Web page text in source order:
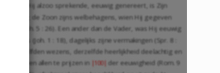
dien Hij alzoo sprekende, eeuwig genereert, is Zijn
de Zoon zijns welbehagens, wien Hij gegeven
(Joh. 5 : 26). Een ander dan de Vader, was Hij eeuwig
Vaders (Joh. 1 : 18), dagelijks zijne vermakingen (Spr. 8 :
deszelfden wezens, derzelfde heerlijkheid deelachtig en
20), boven allen te prijzen in
|100| der eeuwigheid (Rom. 9